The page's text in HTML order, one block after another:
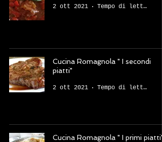
2 ott 2021 Tempo di lettura: 3 min
Cucina Romagnola " I secondi
piatti"
2 ott 2021 Tempo di lettura: 3 min
Cucina Romagnola " I primi piatti"